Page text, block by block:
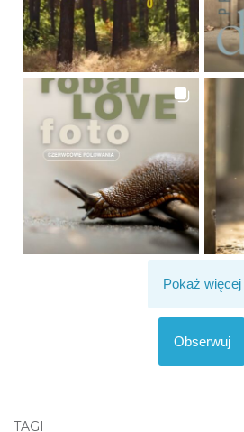
Pokaż więcej
Obserwuj
TAGI